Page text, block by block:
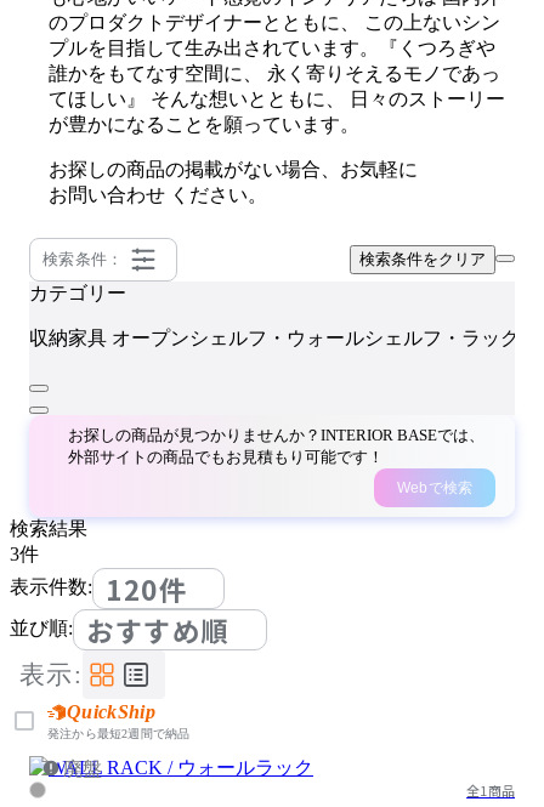
のプロダクトデザイナーとともに、 この上ないシン
プルを目指して生み出されています。『くつろぎや
誰かをもてなす空間に、 永く寄りそえるモノであっ
てほしい』 そんな想いとともに、 日々のストーリー
が豊かになることを願っています。
お探しの商品の掲載がない場合、お気軽に
お問い合わせ ください。
検索条件： 検索条件をクリア
カテゴリー
収納家具 オープンシェルフ・ウォールシェルフ・ラック
お探しの商品が見つかりませんか？INTERIOR BASEでは、
外部サイトの商品でもお見積もり可能です！
Webで検索
検索結果
3件
表示件数:
120件
並び順: おすすめ順
表示:
QuickShip
発注から最短2週間で納品
廃盤
全1商品